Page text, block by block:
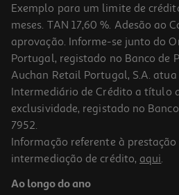
-10%
Livro Diário De Um Gato De Mayumi
15.93 €/un
Exemplo para um limite de
meses. TAN 17,60 %. Adesão ao
aprovação. Informe-se junto do
Portugal, registado no Banco de
Auchan Retail Portugal, S.A.
Intermediário de Crédito a título
exclusividade, registado no
7952.
Informação referente à prestação
intermediação de crédito, aqui.
Ao longo do ano